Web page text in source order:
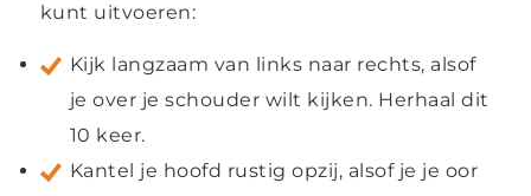
kunt uitvoeren:
Kijk langzaam van links naar rechts, alsof
je over je schouder wilt kijken. Herhaal dit
10 keer.
Kantel je hoofd rustig opzij, alsof je je oor